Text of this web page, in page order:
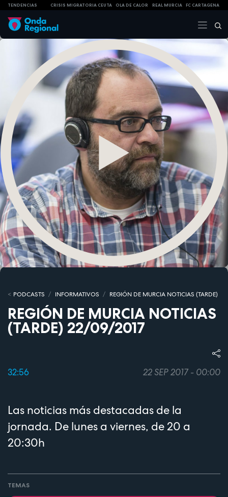
TENDENCIAS CRISIS MIGRATORIA CEUTA OLA DE CALOR REAL MURCIA FC CARTAGENA
PODCASTS INFORMATIVOS REGIÓN DE MURCIA NOTICIAS (TARDE)
REGIÓN DE MURCIA NOTICIAS
(TARDE) 22/09/2017
32:56 22 SEP 2017 - 00:00
Las noticias más destacadas de la
jornada. De lunes a viernes, de 20 a
20:30h
TEMAS